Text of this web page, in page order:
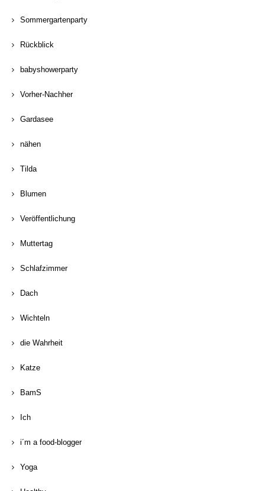
Sommergartenparty
Rückblick
babyshowerparty
Vorher-Nachher
Gardasee
nähen
Tilda
Blumen
Veröffentlichung
Muttertag
Schlafzimmer
Dach
Wichteln
die Wahrheit
Katze
BamS
Ich
i´m a food-blogger
Yoga